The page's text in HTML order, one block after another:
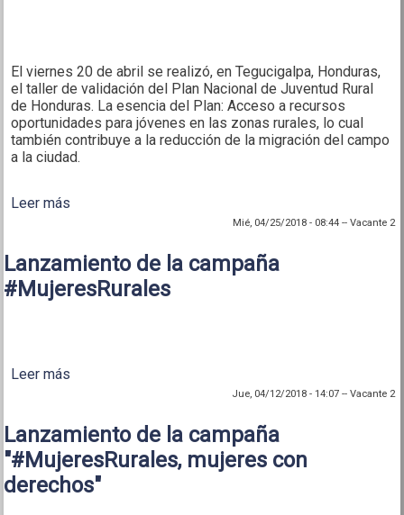
El viernes 20 de abril se realizó, en Tegucigalpa, Honduras,
el taller de validación del Plan Nacional de Juventud Rural
de Honduras. La esencia del Plan: Acceso a recursos
oportunidades para jóvenes en las zonas rurales, lo cual
también contribuye a la reducción de la migración del campo
a la ciudad.
Leer más
del Plan Nacional de Juventud Rural de Honduras
Mié, 04/25/2018 - 08:44-- Vacante 2
Lanzamiento de la campaña
#MujeresRurales
Leer más
Jue, 04/12/2018 - 14:07-- Vacante 2
Lanzamiento de la campaña
"#MujeresRurales, mujeres con
derechos"